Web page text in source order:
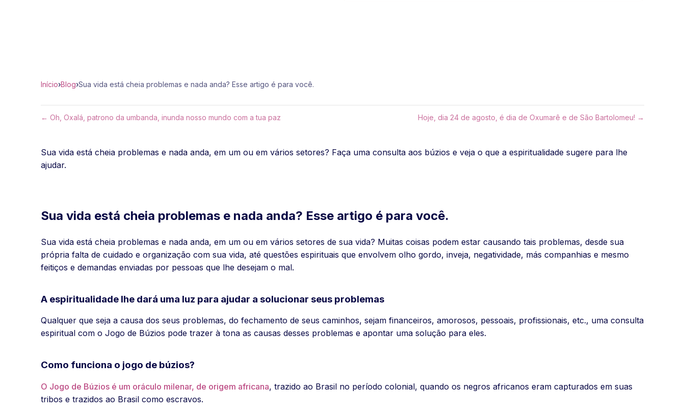
Início›Blog›Sua vida está cheia problemas e nada anda? Esse artigo é para você.
← Oh, Oxalá, patrono da umbanda, inunda nosso mundo com a tua paz Hoje, dia 24 de agosto, é dia de Oxumarê e de São Bartolomeu! →
Sua vida está cheia problemas e nada anda, em um ou em vários setores? Faça uma consulta aos búzios e veja o que a espiritualidade sugere para lhe
ajudar.
Sua vida está cheia problemas e nada anda? Esse artigo é para você.
Sua vida está cheia problemas e nada anda, em um ou em vários setores de sua vida? Muitas coisas podem estar causando tais problemas, desde sua
própria falta de cuidado e organização com sua vida, até questões espirituais que envolvem olho gordo, inveja, negatividade, más companhias e mesmo
feitiços e demandas enviadas por pessoas que lhe desejam o mal.
A espiritualidade lhe dará uma luz para ajudar a solucionar seus problemas
Qualquer que seja a causa dos seus problemas, do fechamento de seus caminhos, sejam financeiros, amorosos, pessoais, profissionais, etc., uma consulta
espiritual com o Jogo de Búzios pode trazer à tona as causas desses problemas e apontar uma solução para eles.
Como funciona o jogo de búzios?
O Jogo de Búzios é um oráculo milenar, de origem africana, trazido ao Brasil no período colonial, quando os negros africanos eram capturados em suas
tribos e trazidos ao Brasil como escravos.